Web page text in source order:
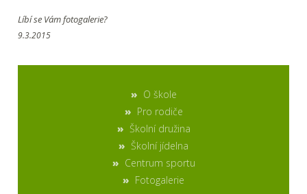
Líbí se Vám fotogalerie?
9.3.2015
O škole
Pro rodiče
Školní družina
Školní jídelna
Centrum sportu
Fotogalerie